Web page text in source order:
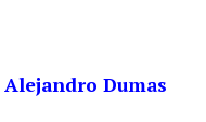
Dumas